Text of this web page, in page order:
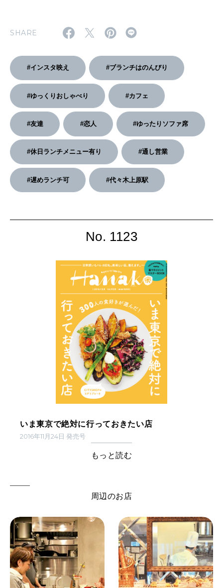
2025年12月号「お酒の新常識。」
SHARE
#インスタ映え #ブランチはのんびり
#ゆっくりおしゃべり #カフェ
#友達 #恋人 #ゆったりソファ席
#休日ランチメニュー有り #通し営業
#遅めランチ可 #代々木上原駅
No. 1123
いま東京で絶対に行っておきたい店
2016年11月24日 発売号
もっと読む
周辺のお店